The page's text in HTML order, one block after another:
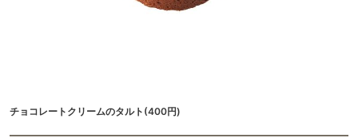
チョコレートクリームのタルト(400円)